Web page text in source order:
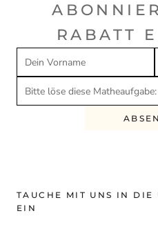
RABATT
TAUCHE MIT UNS IN DIE
EIN